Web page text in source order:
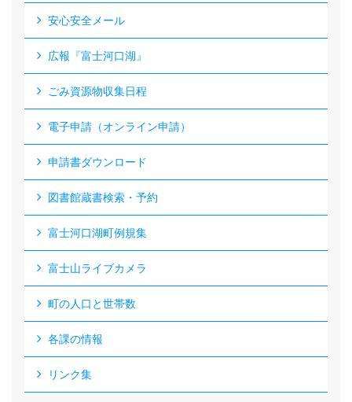
安心安全メール
広報『富士河口湖』
ごみ資源物収集日程
電子申請（オンライン申請）
申請書ダウンロード
図書館蔵書検索・予約
富士河口湖町例規集
富士山ライブカメラ
町の人口と世帯数
各課の情報
リンク集